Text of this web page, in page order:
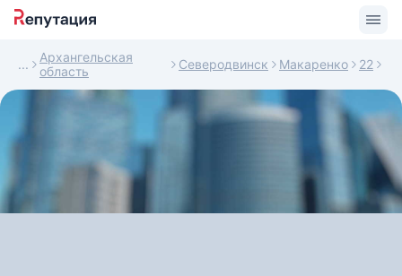
Архангельская
область
Северодвинск Макаренко 22